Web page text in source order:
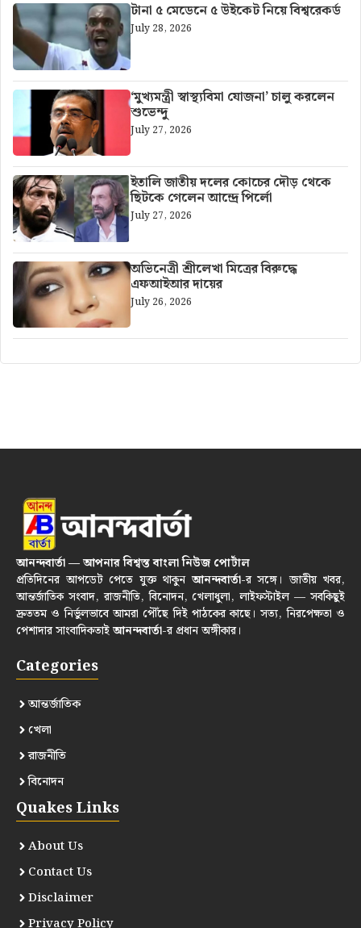
টানা ৫ মেডেনে ৫ উইকেট নিয়ে বিশ্বরেকর্ড
July 28, 2026
‘মুখ্যমন্ত্রী স্বাস্থ্যবিমা যোজনা’ চালু করলেন
শুভেন্দু
July 27, 2026
ইতালি জাতীয় দলের কোচের দৌড় থেকে
ছিটকে গেলেন আন্দ্রে পির্লো
July 27, 2026
অভিনেত্রী শ্রীলেখা মিত্রের বিরুদ্ধে
এফআইআর দায়ের
July 26, 2026
আনন্দবার্তা — আপনার বিশ্বস্ত বাংলা নিউজ পোর্টাল
প্রতিদিনের আপডেট পেতে যুক্ত থাকুনআনন্দবার্তা-র সঙ্গে। জাতীয় খবর,
আন্তর্জাতিক সংবাদ, রাজনীতি, বিনোদন, খেলাধুলা, লাইফস্টাইল — সবকিছুই
দ্রুততম ও নির্ভুলভাবে আমরা পৌঁছে দিই পাঠকের কাছে। সত্য, নিরপেক্ষতা ও
পেশাদার সাংবাদিকতাইআনন্দবার্তা-র প্রধান অঙ্গীকার।
Categories
আন্তর্জাতিক
খেলা
রাজনীতি
বিনোদন
Quakes Links
About Us
Contact Us
Disclaimer
Privacy Policy